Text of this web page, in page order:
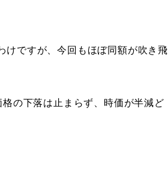
けですが、今回もほぼ同額が吹き飛
の下落は止まらず、時価が半減ど